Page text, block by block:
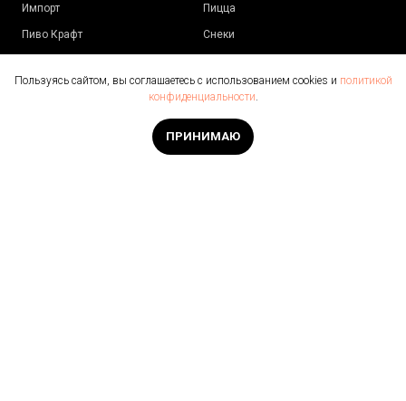
Импорт
Пиво Крафт
Импорт
Пицца
Снеки
ДОП ТОВАРЫ
Бокалы
Мерч
Пользуясь сайтом, вы соглашаетесь с использованием cookies и политикой
конфиденциальности.
ПРИНИМАЮ